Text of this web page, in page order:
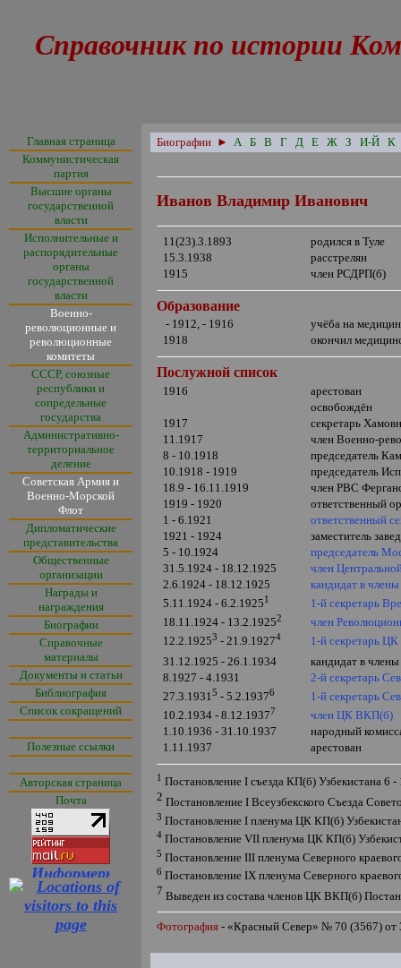
Справочник по истории
Главная страница
Коммунистическая
партия
Высшие органы
государственной
власти
Исполнительные и
распорядительные
органы
государственной
власти
Военно-
революционные и
революционные
комитеты
СССР, союзные
республики и
сопредельные
государства
Административно-
территориальное
деление
Советская Армия и
Военно-Морской
Флот
Дипломатические
представительства
Общественные
организации
Награды и
награждения
Биографии
Справочные
материалы
Документы и статьи
Библиография
Список сокращений
Полезные ссылки
Авторская страница
Почта
Биографии ► А Б В Г Д Е Ж З И-Й К
Иванов Владимир Иванович
11(23).3.1893
родился в Туле
15.3.1938
расстрелян
1915
член РСДРП(б)
Образование
- 1912, - 1916
учёба на
1918
окончил
Послужной список
1916
арестован
освобождён
1917
секретарь
11.1917
член Военно-
8 - 10.1918
председатель
10.1918 - 1919
председатель
18.9 - 16.11.1919
член РВС
1919 - 1920
ответственный
1 - 6.1921
ответственный
1921 - 1924
заместитель
5 - 10.1924
председатель
31.5.1924 - 18.12.1925
член
2.6.1924 - 18.12.1925
кандидат в
5.11.1924 - 6.2.19251
1-й секретарь
18.11.1924 - 13.2.19252
член
12.2.19253 - 21.9.19274
1-й секретарь
31.12.1925 -26.1.1934
кандидат в
8.1927 - 4.1931
2-й секретарь
27.3.19315 - 5.2.19376
1-й секретарь
10.2.1934 - 8.12.19377
член ЦК ВКП(б)
1.10.1936 - 31.10.1937
народный
1.11.1937
арестован
1 ПостановлениеIсъезда КП(б) Узбекистана 6
2 ПостановлениеI Всеузбекского Съезда
3 ПостановлениеIпленума ЦК КП(б)
4 ПостановлениеVIIпленума ЦК КП(б)
5 ПостановлениеIII пленума Северного
6 ПостановлениеIX пленума Северного
7 Выведен из состава членов ЦК ВКП(б)
Фотография-«Красный Север» № 70 (3567) от